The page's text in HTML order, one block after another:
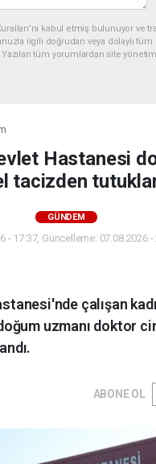
kabul etmiş bulunuyor ve
ilgili doğrudan veya dolaylı
Yazılan tüm yorumlardan site
Hastanesi
tacizden
GÜNDEM
- 17:37, Güncelleme: 07.08.2026 -
çalışan
uzmanı doktor
ABONE OL